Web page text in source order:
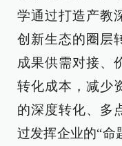
学通过打造产教
创新生态的圈层
成果供需对接、
转化成本，减少
的深度转化、多
过发挥企业的“命